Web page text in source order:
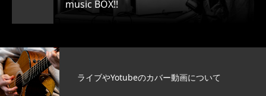
music BOX!!
ライブやYotubeのカバー動画について